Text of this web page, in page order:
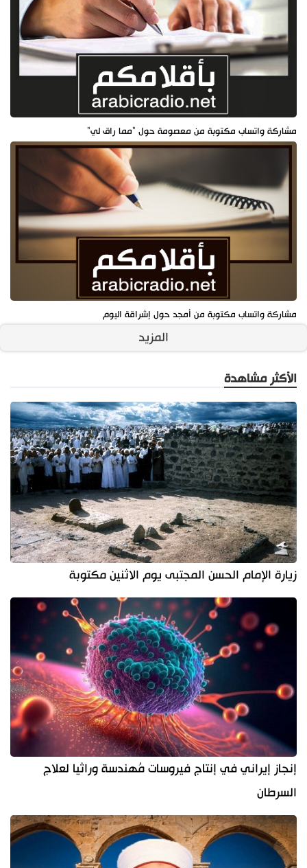
مشاركة واتساب مكتوبة من معصومة حول "مما راق لي"
مشاركة واتساب مكتوبة من أمجد حول إشراقة اليوم
المزيد
الأكثر مشاهدة
زيارة الإمام الحسن المجتبى يوم الاثنين مكتوبة
إنجاز إيراني في إنتاج فيروسات مُهندسة وراثيا لعلاج
السرطان